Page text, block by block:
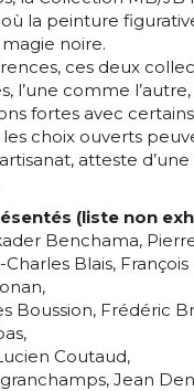
J'accepte les
* Champ
Statut /
J'accepte les
* Champ
la peinture
noire.
ces deux
l’une comme
fortes avec
choix ouverts
atteste
(liste non
Benchama,
Blais,
Boussion, Frédéric
Coutaud,
Jean